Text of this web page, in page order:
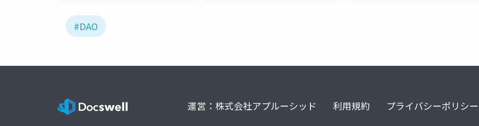
#DAO
運営：株式会社アプルーシッド 利用規約 プライバシーポリシー